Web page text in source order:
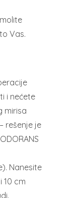
Vas.
i nećete
mirisa
rešenje je
Nanesite
10 cm